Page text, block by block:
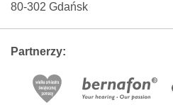
80-302 Gdańsk
Partnerzy: